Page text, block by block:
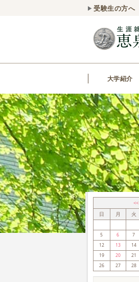
受験生の方へ
大学紹介
<<
日
月 火
5
6 7
12
13 14
19
20 21
26
27 28